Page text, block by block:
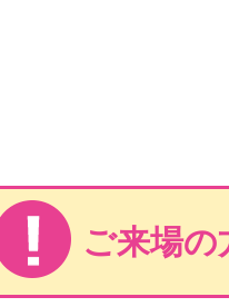
ご来場の